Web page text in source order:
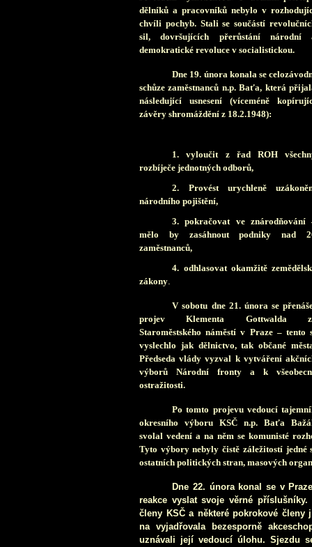
dělníků a pracovníků nebylo v
chvíli pochyb. Stali se součástí
sil, dovršujících přerůstání národní
demokratické revoluce v socialistickou.
Dne 19. února konala se
schůze zaměstnanců n.p. Baťa, která
následující usnesení (víceméně
závěry shromáždění z 18.2.1948):
1. vyloučit z řad ROH
rozbíječe jednotných odborů,
2. Provést urychleně
národního pojištění,
3. pokračovat ve znárodňování
mělo by zasáhnout podniky nad
zaměstnanců,
4. odhlasovat okamžitě
zákony.
V sobotu dne 21. února se
projev Klementa Gottwalda
Staroměstského náměstí v Praze – tento
vyslechlo jak dělnictvo, tak občané
Předseda vlády vyzval k vytváření
výborů Národní fronty a k
ostražitosti.
Po tomto projevu vedoucí
okresního výboru KSČ n.p. Baťa
svolal vedení a na něm se komunisté
Tyto výbory nebyly čistě záležitostí
ostatních politických stran, masových
Dne 22. února konal se v
reakce vyslat svoje věrné
členy KSČ a některé pokrokové
na vyjadřovala bezesporně
uznávali její vedoucí úlohu. Sjezdu